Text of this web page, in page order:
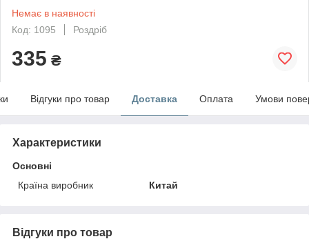
Немає в наявності
Код: 1095
Роздріб
335 ₴
Відгуки про товар Доставка Оплата Умови
Характеристики
Основні
Країна виробник
Китай
Відгуки про товар